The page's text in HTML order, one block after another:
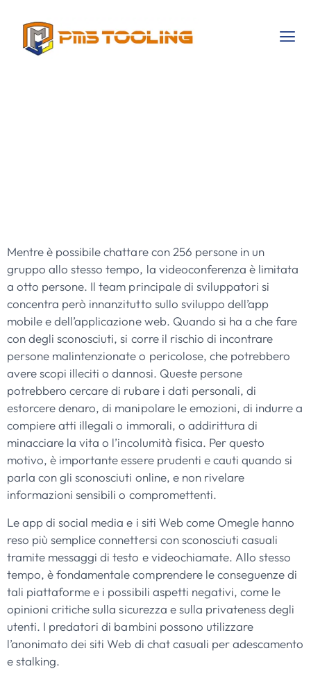
Mentre è possibile chattare con 256 persone in un
gruppo allo stesso tempo, la videoconferenza è limitata
a otto persone. Il team principale di sviluppatori si
concentra però innanzitutto sullo sviluppo dell’app
mobile e dell’applicazione web. Quando si ha a che fare
con degli sconosciuti, si corre il rischio di incontrare
persone malintenzionate o pericolose, che potrebbero
avere scopi illeciti o dannosi. Queste persone
potrebbero cercare di rubare i dati personali, di
estorcere denaro, di manipolare le emozioni, di indurre a
compiere atti illegali o immorali, o addirittura di
minacciare la vita o l’incolumità fisica. Per questo
motivo, è importante essere prudenti e cauti quando si
parla con gli sconosciuti online, e non rivelare
informazioni sensibili o compromettenti.
Le app di social media e i siti Web come Omegle hanno
reso più semplice connettersi con sconosciuti casuali
tramite messaggi di testo e videochiamate. Allo stesso
tempo, è fondamentale comprendere le conseguenze di
tali piattaforme e i possibili aspetti negativi, come le
opinioni critiche sulla sicurezza e sulla privateness degli
utenti. I predatori di bambini possono utilizzare
l’anonimato dei siti Web di chat casuali per adescamento
e stalking.